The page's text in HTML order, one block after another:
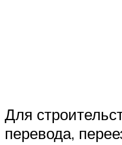
Для
перевода,